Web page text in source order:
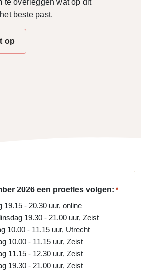
te overleggen wat op dit
beste past.
op
2026 een proefles volgen: *
19.15 - 20.30 uur, online
19.30 - 21.00 uur, Zeist
10.00 - 11.15 uur, Utrecht
10.00 - 11.15 uur, Zeist
11.15 - 12.30 uur, Zeist
19.30 - 21.00 uur, Zeist